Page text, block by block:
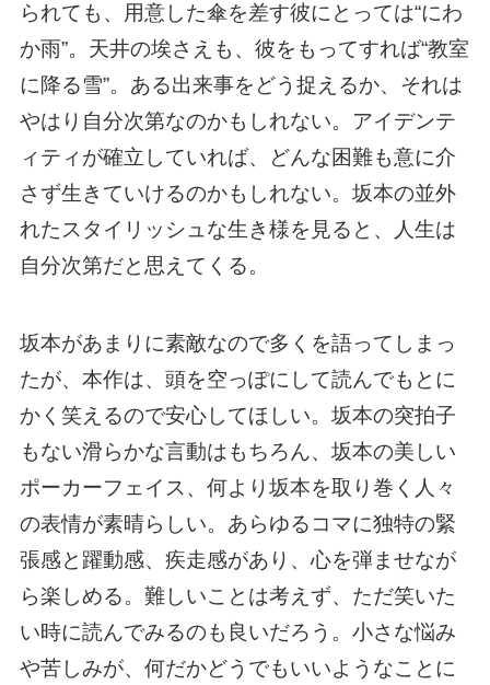
られても、用意した傘を差す彼にとっては“にわ
か雨”。天井の埃さえも、彼をもってすれば“教室
に降る雪”。ある出来事をどう捉えるか、それは
やはり自分次第なのかもしれない。アイデンテ
ィティが確立していれば、どんな困難も意に介
さず生きていけるのかもしれない。坂本の並外
れたスタイリッシュな生き様を見ると、人生は
自分次第だと思えてくる。
坂本があまりに素敵なので多くを語ってしまっ
たが、本作は、頭を空っぽにして読んでもとに
かく笑えるので安心してほしい。坂本の突拍子
もない滑らかな言動はもちろん、坂本の美しい
ポーカーフェイス、何より坂本を取り巻く人々
の表情が素晴らしい。あらゆるコマに独特の緊
張感と躍動感、疾走感があり、心を弾ませなが
ら楽しめる。難しいことは考えず、ただ笑いた
い時に読んでみるのも良いだろう。小さな悩み
や苦しみが、何だかどうでもいいようなことに